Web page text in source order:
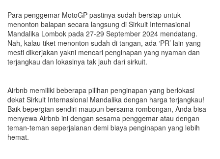
Para penggemar MotoGP pastinya sudah bersiap untuk
menonton balapan secara langsung di Sirkuit Internasional
Mandalika Lombok pada 27-29 September 2024 mendatang.
Nah, kalau tiket menonton sudah di tangan, ada ‘PR’ lain yang
mesti dikerjakan yakni mencari penginapan yang nyaman dan
terjangkau dan lokasinya tak jauh dari sirkuit.
Airbnb memiliki beberapa pilihan penginapan yang berlokasi
dekat Sirkuit Internasional Mandalika dengan harga terjangkau!
Baik bepergian sendiri maupun bersama rombongan, Anda bisa
menyewa Airbnb ini dengan sesama penggemar atau dengan
teman-teman seperjalanan demi biaya penginapan yang lebih
hemat.